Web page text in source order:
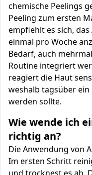
chemische Peelings
Peeling zum ersten
empfiehlt es sich,
einmal pro Woche
Bedarf, auch
Routine integriert
reagiert die Haut
weshalb tagsüber
werden sollte.
Wie wende ich
richtig an?
Die Anwendung von
Im ersten Schritt